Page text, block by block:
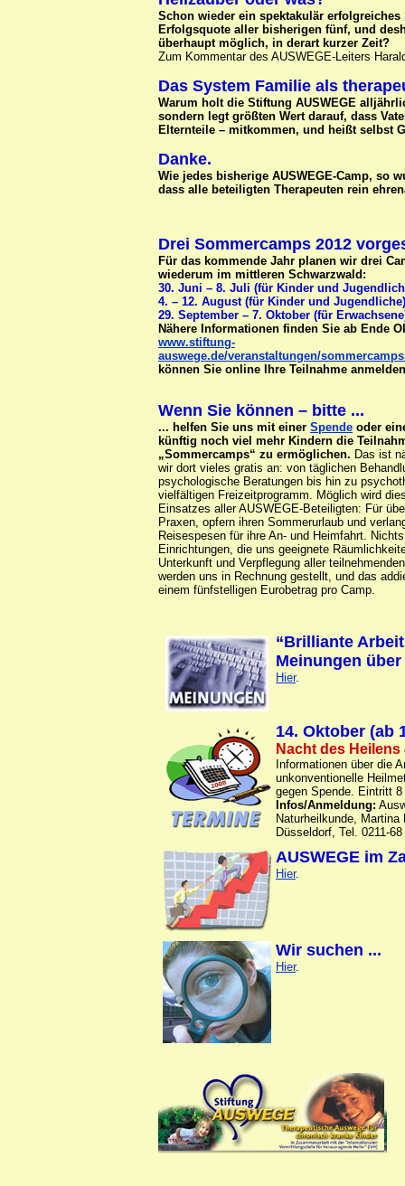
Schon wieder ein spektakulär
Erfolgsquote aller bisherigen fünf, und
überhaupt möglich, in derart kurzer Zeit?
Zum Kommentar des AUSWEGE-Leiters
Das System Familie als
Warum holt die Stiftung AUSWEGE
sondern legt größten Wert darauf, dass
Elternteile – mitkommen, und heißt selbst
Danke.
Wie jedes bisherige AUSWEGE-Camp, so
dass alle beteiligten Therapeuten rein
Drei Sommercamps 2012
Für das kommende Jahr planen wir drei
wiederum im mittleren Schwarzwald:
30. Juni – 8. Juli (für Kinder und
4. – 12. August (für Kinder und Jugendliche)
29. September – 7. Oktober (für
Nähere Informationen finden Sie ab Ende
www.stiftung-
auswege.de/veranstaltungen/
können Sie online Ihre Teilnahme
Wenn Sie können – bitte ...
... helfen Sie uns mit einer Spende oder
künftig noch viel mehr Kindern die
„Sommercamps“ zu ermöglichen. Das ist
wir dort vieles gratis an: von täglichen
psychologische Beratungen bis hin zu
vielfältigen Freizeitprogramm. Möglich wird
Einsatzes aller AUSWEGE-Beteiligten: Für
Praxen, opfern ihren Sommerurlaub und
Reisespesen für ihre An- und Heimfahrt.
Einrichtungen, die uns geeignete
Unterkunft und Verpflegung aller
werden uns in Rechnung gestellt, und das
einem fünfstelligen Eurobetrag pro Camp.
“Brilliante
Meinungen über
Hier.
14. Oktober (ab
Nacht des Heilens
Informationen über die
unkonventionelle
gegen Spende. Eintritt
Infos/Anmeldung:
Naturheilkunde,
Düsseldorf, Tel. 0211-
AUSWEGE im
Hier.
Wir suchen ...
Hier.